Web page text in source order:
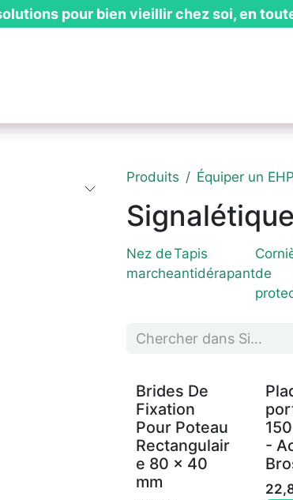
pour bien vieillir chez soi, en
Produits Équiper un
Signalétique
Nez de
marche
Tapis
antidérapantde
Brides De
Fixation
Pour Poteau
Rectangulair
e 80 x 40
mm
-